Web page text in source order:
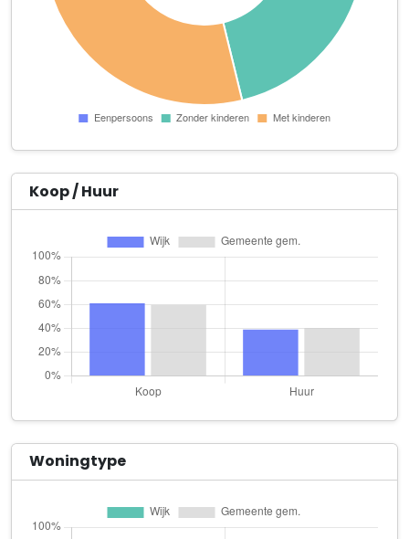
weAdapt
Haagwinde 1
Buizerdlaan 36
AW Montage & Vastgoedonderhoud
Penningkruidstraat 26
Azemina de mondhygiëniste
Zevensterstraat 22
Bijlard Secretariaats- en Notuleerservice
CPO onsite
Dotterbloemhof 88
Driven Drivers Safe Packages
Herfstorchidee 27
Enjoy Services & Development B.V.
Zuiderpoort 4
Koop / Huur
Woningtype